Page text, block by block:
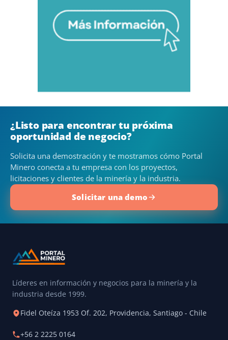
¿Listo para encontrar tu próxima
oportunidad de negocio?
Solicita una demostración y te mostramos cómo Portal
Minero conecta a tu empresa con los proyectos,
licitaciones y clientes de la minería y la industria.
Solicitar una demo
Líderes en información y negocios para la minería y la
industria desde 1999.
Fidel Oteíza 1953 Of. 202, Providencia, Santiago - Chile
+56 2 2225 0164